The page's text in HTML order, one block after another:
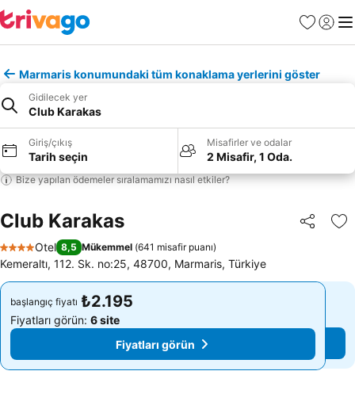
Favoriler
Giriş
Marmaris konumundaki tüm konaklama yerlerini göster
Gidilecek yer
Club Karakas
Giriş/çıkış
Tarih seçin
Misafirler ve odalar
2 Misafir, 1 Oda.
Bize yapılan ödemeler sıralamamızı nasıl etkiler?
Club Karakas Paylaş
4 Yıldız
Otel 8,5 Mükemmel (641 misafir puanı)
Kemeraltı, 112. Sk. no:25, 48700, Marmaris, Türkiye
başlangıç fiyatı ₺2.195
Fiyatları görün: 6 site
Fiyatları görün
başlangıç fiyatı ₺2.195
Fiyatları görün: 6 site
Fiyatları görün